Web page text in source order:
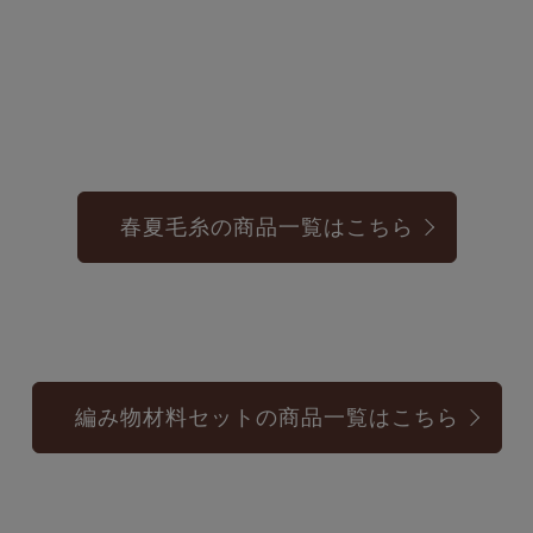
春夏毛糸の商品一覧はこちら
編み物材料セットの商品一覧はこちら